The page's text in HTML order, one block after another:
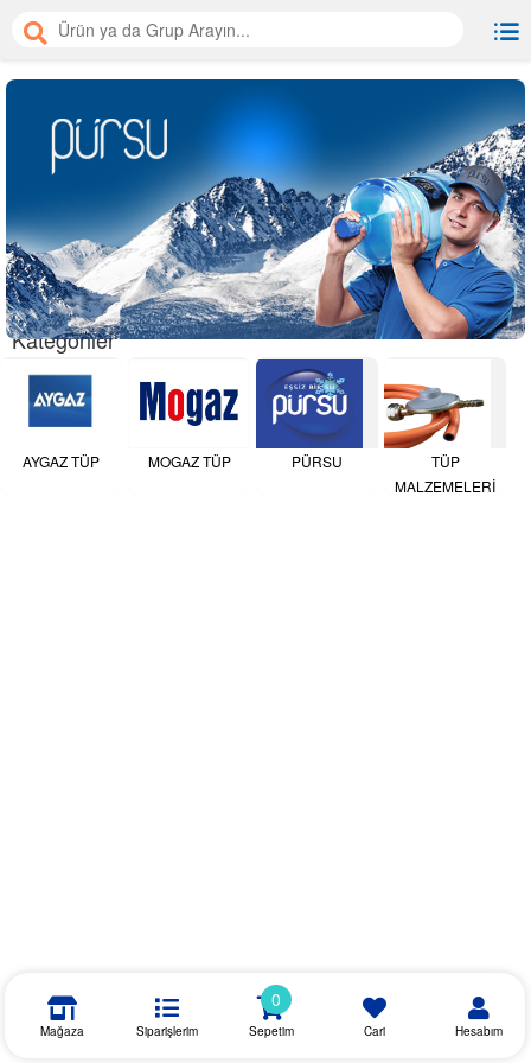
Kategoriler
AYGAZ TÜP MOGAZ TÜP PÜRSU
TÜP
MALZEMELERİ
Mağaza Siparişlerim Sepetim
0
Cari Hesabım